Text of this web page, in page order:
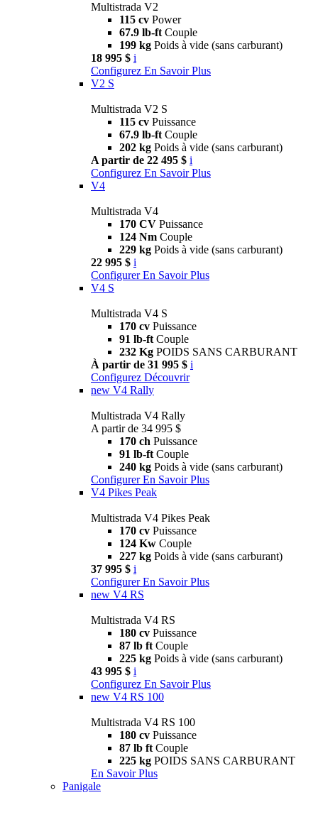
Multistrada V2
115 cv Power
67.9 lb-ft Couple
199 kg Poids à vide (sans carburant)
18 995 $ i
Configurez En Savoir Plus
V2 S
Multistrada V2 S
115 cv Puissance
67.9 lb-ft Couple
202 kg Poids à vide (sans carburant)
A partir de 22 495 $ i
Configurez En Savoir Plus
V4
Multistrada V4
170 CV Puissance
124 Nm Couple
229 kg Poids à vide (sans carburant)
22 995 $ i
Configurer En Savoir Plus
V4 S
Multistrada V4 S
170 cv Puissance
91 lb-ft Couple
232 Kg POIDS SANS CARBURANT
À partir de 31 995 $ i
Configurez Découvrir
new V4 Rally
Multistrada V4 Rally
A partir de 34 995 $
170 ch Puissance
91 lb-ft Couple
240 kg Poids à vide (sans carburant)
Configurer En Savoir Plus
V4 Pikes Peak
Multistrada V4 Pikes Peak
170 cv Puissance
124 Kw Couple
227 kg Poids à vide (sans carburant)
37 995 $ i
Configurer En Savoir Plus
new V4 RS
Multistrada V4 RS
180 cv Puissance
87 lb ft Couple
225 kg Poids à vide (sans carburant)
43 995 $ i
Configurez En Savoir Plus
new V4 RS 100
Multistrada V4 RS 100
180 cv Puissance
87 lb ft Couple
225 kg POIDS SANS CARBURANT
En Savoir Plus
Panigale